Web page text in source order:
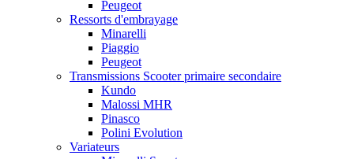
Peugeot
Ressorts d'embrayage
Minarelli
Piaggio
Peugeot
Transmissions Scooter primaire secondaire
Kundo
Malossi MHR
Pinasco
Polini Evolution
Variateurs